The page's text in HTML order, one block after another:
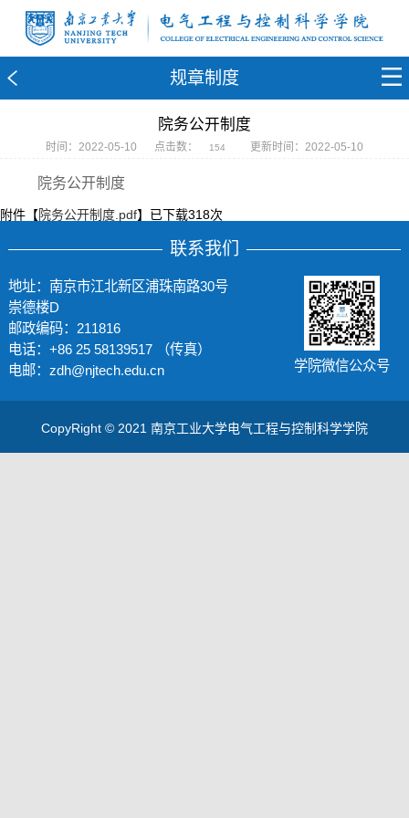
规章制度
院务公开制度
时间：2022-05-10 点击数： 154 更新时间：2022-05-10
院务公开制度
附件【院务公开制度.pdf】已下载318次
联系我们
地址：南京市江北新区浦珠南路30号
崇德楼D
邮政编码：211816
电话：+86 25 58139517 （传真）
电邮：zdh@njtech.edu.cn
学院微信公众号
CopyRight © 2021 南京工业大学电气工程与控制科学学院